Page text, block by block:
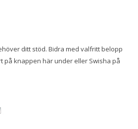
ditt stöd. Bidra med valfritt belopp
på knappen här under eller Swisha på